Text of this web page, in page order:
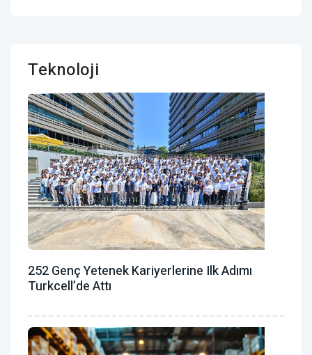
Teknoloji
252 Genç Yetenek Kariyerlerine Ilk Adımı
Turkcell’de Attı